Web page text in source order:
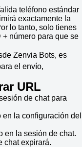
teléfono estándar
exactamente la
lo tanto, solo tienes
número para que se
Zenvia Bots, es
el envío,
URL
de chat para
en la configuración del
en la sesión de chat.
chat expirará.